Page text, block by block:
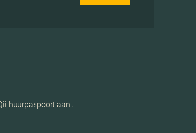
huurpaspoort aan..